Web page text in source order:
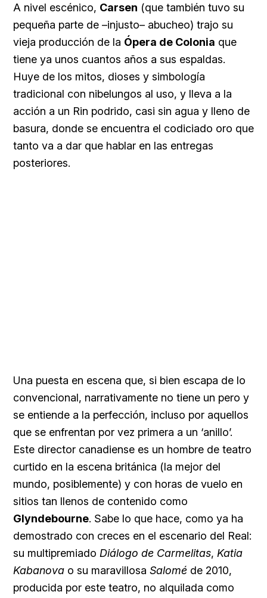
A nivel escénico, Carsen (que también tuvo su
pequeña parte de –injusto– abucheo) trajo su
vieja producción de la Ópera de Colonia que
tiene ya unos cuantos años a sus espaldas.
Huye de los mitos, dioses y simbología
tradicional con nibelungos al uso, y lleva a la
acción a un Rin podrido, casi sin agua y lleno de
basura, donde se encuentra el codiciado oro que
tanto va a dar que hablar en las entregas
posteriores.
Una puesta en escena que, si bien escapa de lo
convencional, narrativamente no tiene un pero y
se entiende a la perfección, incluso por aquellos
que se enfrentan por vez primera a un ‘anillo’.
Este director canadiense es un hombre de teatro
curtido en la escena británica (la mejor del
mundo, posiblemente) y con horas de vuelo en
sitios tan llenos de contenido como
Glyndebourne. Sabe lo que hace, como ya ha
demostrado con creces en el escenario del Real:
su multipremiado Diálogo de Carmelitas, Katia
Kabanova o su maravillosa Salomé de 2010,
producida por este teatro, no alquilada como